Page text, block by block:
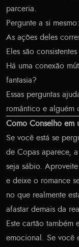
parceria.
Pergunte a si mesmo:
As ações deles
Eles são
Há uma conexão
fantasia?
Essas perguntas
romântico e alguém
Como Conselho em
Se você está se
de Copas aparece,
seja sábio.
e deixe o romance
no que realmente
afastar demais da
Este cartão também
emocional. Se você